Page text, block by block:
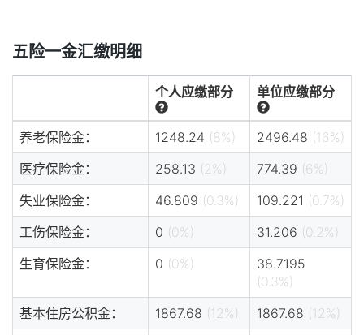
五险一金汇缴明细
个人应缴部分 单位应缴部分
养老保险金： 1248.24 (8%) 2496.48 (16%)
医疗保险金：
258.13 (2%) 774.39 (6%)
失业保险金：
46.809 (0.3%) 109.221 (0.7%)
工伤保险金：
0 (0%) 31.206 (0.2%)
生育保险金：
0 (0%)
38.7195
(0.3%)
基本住房公积金：
1867.68 (12%) 1867.68 (12%)